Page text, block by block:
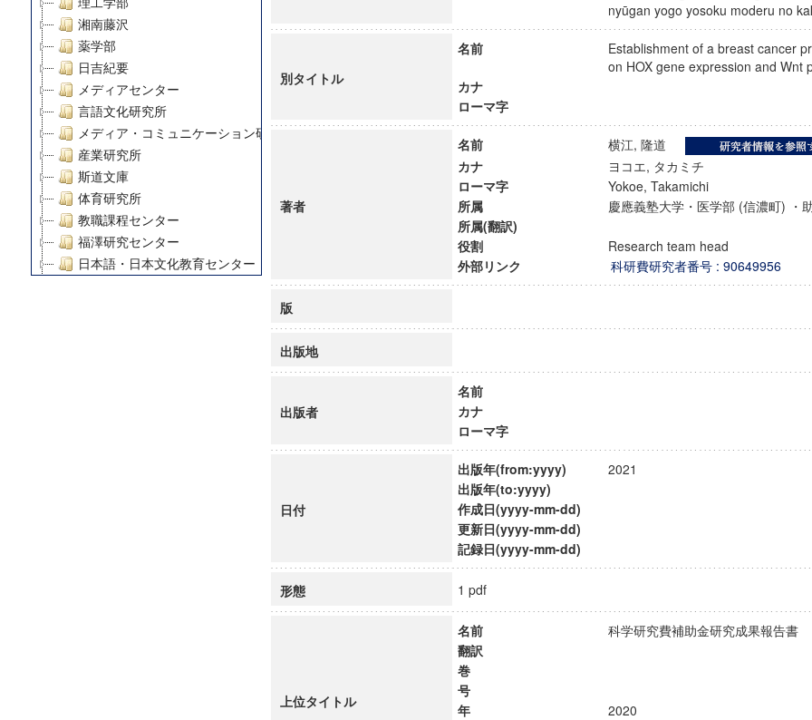
湘南藤沢
薬学部
日吉紀要
メディアセンター
言語文化研究所
メディア・コミュニケーション研究所
産業研究所
斯道文庫
体育研究所
教職課程センター
福澤研究センター
日本語・日本文化教育センター
デジタルメディア・コンテンツ統合研究センター
グローバルリサーチインスティテュート
慶應義塾大学グローバルCOEプログラム市民社会ガバナンス教育研究センター
博士課程教育リーディングプログラム「超成熟社会発展のサイエンス」
nyūgan yogo yosoku moderu no
別タイトル
名前
Establishment of a breast cancer
on HOX gene expression and
カナ
ローマ字
著者
名前
横江, 隆道
カナ
ヨコエ, タカミチ
ローマ字
Yokoe, Takamichi
所属
慶應義塾大学・医学部 (信濃町)
所属(翻訳)
役割
Research team head
外部リンク
科研費研究者番号 : 90649956
版
出版地
出版者
名前
カナ
ローマ字
日付
出版年(from:yyyy)
2021
出版年(to:yyyy)
作成日(yyyy-mm-dd)
更新日(yyyy-mm-dd)
記録日(yyyy-mm-dd)
形態 1 pdf
上位タイトル
名前
科学研究費補助金研究成果報告
翻訳
巻
号
年
2020